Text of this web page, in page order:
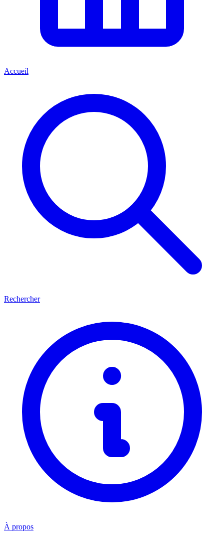
Accueil
Rechercher
À propos